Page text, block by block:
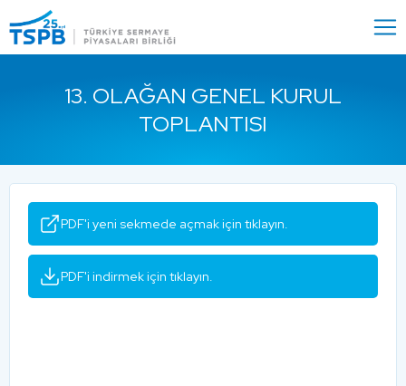
Close
13. OLAĞAN GENEL KURUL
TOPLANTISI
PDF'i yeni sekmede açmak için tıklayın.
PDF'i indirmek için tıklayın.